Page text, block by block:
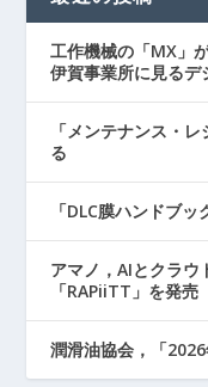
工作機械の「MX」
伊賀事業所に見る
「メンテナンス・
る
「DLC膜ハンドブ
アマノ，AIとクラウ
「RAPiiTT」を発売
潤滑油協会，「